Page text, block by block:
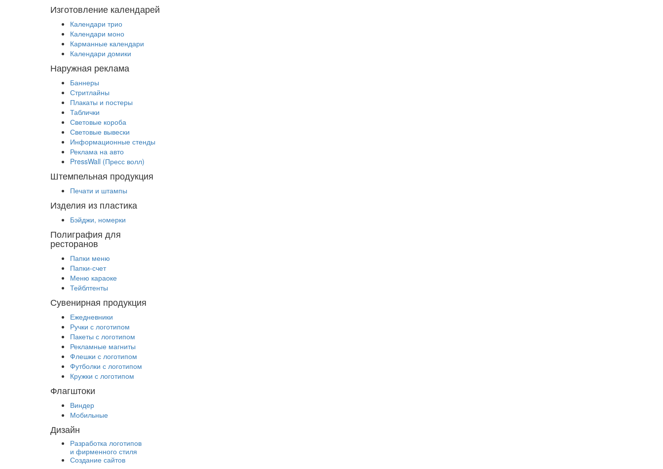
Изготовление календарей
Календари трио
Календари моно
Карманные календари
Календари домики
Наружная реклама
Баннеры
Стритлайны
Плакаты и постеры
Таблички
Световые короба
Световые вывески
Информационные стенды
Реклама на авто
PressWall (Пресс волл)
Штемпельная продукция
Печати и штампы
Изделия из пластика
Бэйджи, номерки
Полиграфия для
ресторанов
Папки меню
Папки-счет
Меню караоке
Тейблтенты
Сувенирная продукция
Ежедневники
Ручки с логотипом
Пакеты с логотипом
Рекламные магниты
Флешки с логотипом
Футболки с логотипом
Кружки с логотипом
Флагштоки
Виндер
Мобильные
Дизайн
Разработка логотипов
и фирменного стиля
Создание сайтов